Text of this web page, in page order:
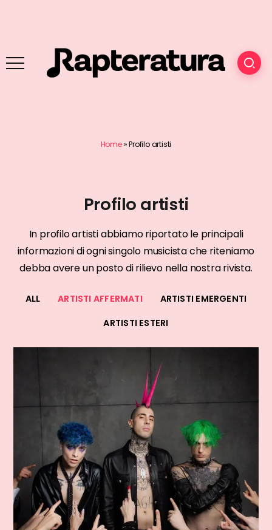
Home»Profilo artisti
Profilo artisti
In profilo artisti abbiamo riportato le principali
informazioni di ogni singolo musicista che riteniamo
debba avere un posto di rilievo nella nostra rivista.
ALL ARTISTI AFFERMATI ARTISTI EMERGENTI
ARTISTI ESTERI